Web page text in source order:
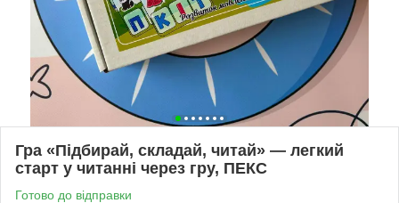
Гра «Підбирай, складай, читай» — легкий
старт у читанні через гру, ПЕКС
Готово до відправки